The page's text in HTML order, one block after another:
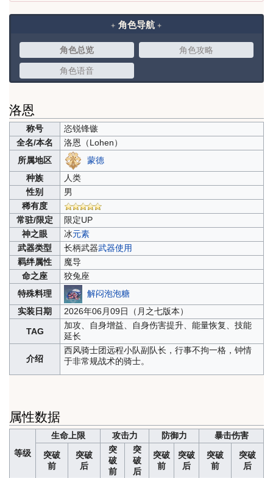
角色导航
角色总览 角色攻略
角色语音
洛恩
称号
恣锐锋镞
全名/本名
洛恩（Lohen）
所属地区
蒙德
种族
人类
性别
男
稀有度
常驻/限定
限定UP
神之眼
冰元素
武器类型
长柄武器武器使用
羁绊属性
魔导
命之座
狡兔座
特殊料理
解闷泡泡糖
实装日期
2026年06月09日（月之七版本）
TAG
加攻、自身增益、自身伤害提升、能量恢复、技能
延长
介绍
西风骑士团远程小队副队长，行事不拘一格，钟情
于非常规战术的骑士。
属性数据
等级
生命上限 攻击力 防御力
暴击伤害
突破
前
突破
后
突
破
前
突
破
后
突破
前
突破
后
突破
前
突破
后